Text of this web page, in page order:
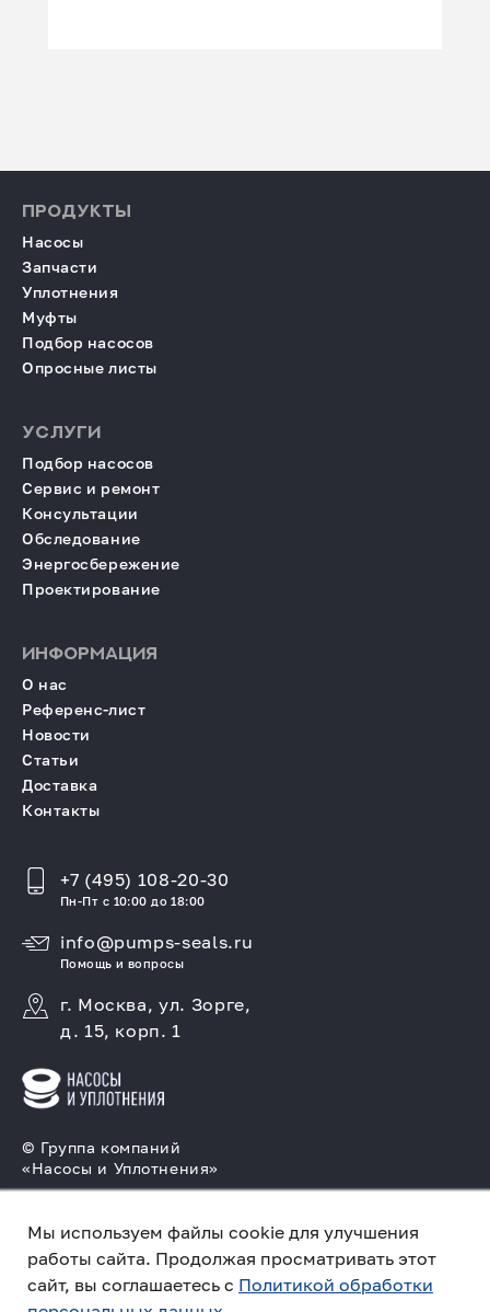
Мы используем файлы cookie для улучшения
работы сайта. Продолжая просматривать этот
сайт, вы соглашаетесь с Политикой обработки
© Группа компаний
«Насосы и Уплотнения»
торцовых уплотнений
Политика конфиденциальности
ПРОДУКТЫ
Насосы
Запчасти
Уплотнения
Муфты
Подбор насосов
Опросные листы
УСЛУГИ
Подбор насосов
Сервис и ремонт
Консультации
Обследование
Энергосбережение
Проектирование
ИНФОРМАЦИЯ
О нас
Референс-лист
Новости
Статьи
Доставка
Контакты
+7 (495) 108-20-30
Пн-Пт с 10:00 до 18:00
info@pumps-seals.ru
Помощь и вопросы
г. Москва, ул. Зорге,
д. 15, корп. 1